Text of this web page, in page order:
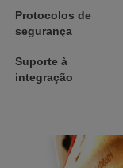
Protocolos de
segurança
Suporte à
integração